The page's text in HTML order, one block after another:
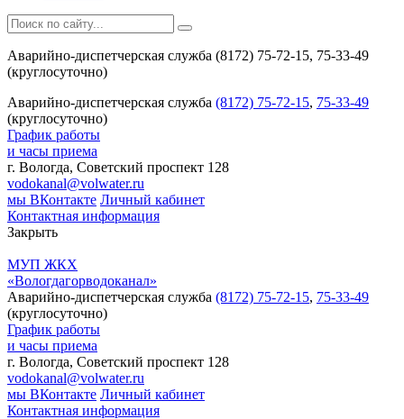
Аварийно-диспетчерская служба (8172) 75-72-15, 75-33-49
(круглосуточно)
Аварийно-диспетчерская служба (8172) 75-72-15, 75-33-49
(круглосуточно)
График работы
и часы приема
г. Вологда, Советский проспект 128
vodokanal@volwater.ru
мы ВКонтакте Личный кабинет
Контактная информация
Закрыть
МУП ЖКХ
«Вологдагорводоканал»
Аварийно-диспетчерская служба (8172) 75-72-15, 75-33-49
(круглосуточно)
График работы
и часы приема
г. Вологда, Советский проспект 128
vodokanal@volwater.ru
мы ВКонтакте Личный кабинет
Контактная информация